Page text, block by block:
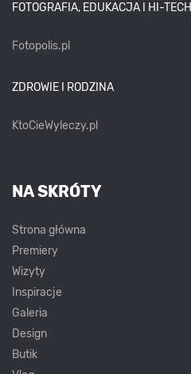
FOTOGRAFIA, EDUKACJA I HI-TECH
Fotopolis.pl
ZDROWIE I RODZINA
KtoCieWyleczy.pl
NA SKRÓTY
Strona główna
Premiery
Wizyty
Inspiracje
Galeria
Design
Butik